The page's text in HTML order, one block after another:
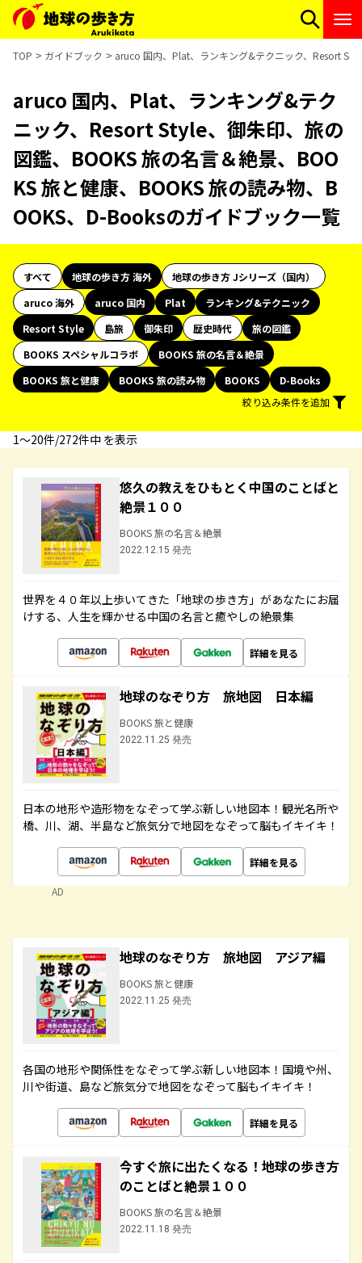
TOP ガイドブック aruco 国内、Plat、ランキング&テクニック、Resort
aruco 国内、Plat、ランキング&テク
ニック、Resort Style、御朱印、旅の
図鑑、BOOKS 旅の名言＆絶景、BOO
KS 旅と健康、BOOKS 旅の読み物、B
OOKS、D-Booksのガイドブック一覧
すべて 地球の歩き方 海外
地球の歩き方 Jシリーズ（国内）
aruco 海外
aruco 国内 Plat
ランキング&テクニック
Resort Style
島旅 御朱印 歴史時代
旅の図鑑
BOOKS スペシャルコラボ
BOOKS 旅の名言＆絶景
BOOKS 旅と健康
BOOKS 旅の読み物 BOOKS
D-Books
絞り込み条件を追加
1〜20件/272件中 を表示
悠久の教えをひもとく中国のことばと
絶景１００
BOOKS 旅の名言＆絶景
2022.12.15 発売
世界を４０年以上歩いてきた「地球の歩き方」があなたにお届
けする、人生を輝かせる中国の名言と癒やしの絶景集
詳細を見る
地球のなぞり方 旅地図 日本編
BOOKS 旅と健康
2022.11.25 発売
日本の地形や造形物をなぞって学ぶ新しい地図本！観光名所や
橋、川、湖、半島など旅気分で地図をなぞって脳もイキイキ！
詳細を見る
AD
地球のなぞり方 旅地図 アジア編
BOOKS 旅と健康
2022.11.25 発売
各国の地形や関係性をなぞって学ぶ新しい地図本！国境や州、
川や街道、島など旅気分で地図をなぞって脳もイキイキ！
詳細を見る
今すぐ旅に出たくなる！地球の歩き方
のことばと絶景１００
BOOKS 旅の名言＆絶景
2022.11.18 発売